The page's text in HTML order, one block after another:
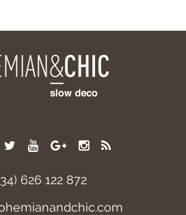
626 122 872